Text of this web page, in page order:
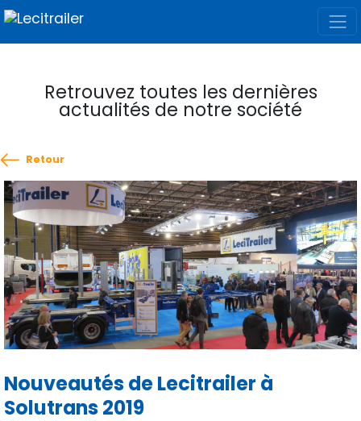
Retrouvez toutes les dernières
actualités de notre société
Retour
Nouveautés de Lecitrailer à
Solutrans 2019